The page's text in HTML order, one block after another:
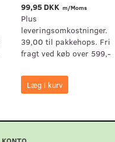
99,95 DKK m/Moms
Plus
leveringsomkostninger.
39,00 til pakkehops. Fri
fragt ved køb over 599,-
Læg i kurv